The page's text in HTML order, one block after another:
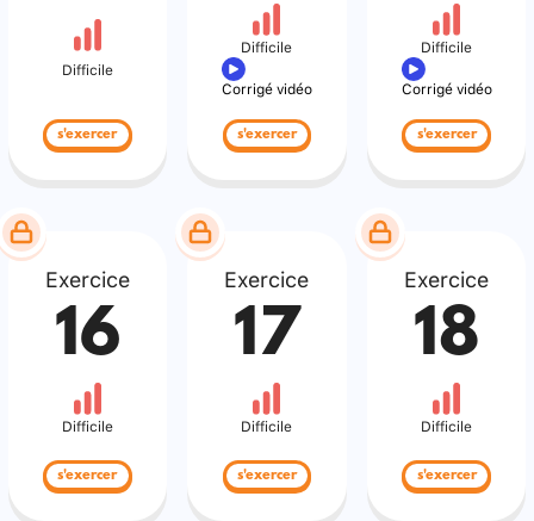
Difficile
s'exercer
Difficile
Corrigé vidéo
s'exercer
Difficile
Corrigé vidéo
s'exercer
Exercice
16
Difficile
s'exercer
Exercice
17
Difficile
s'exercer
Exercice
18
Difficile
s'exercer